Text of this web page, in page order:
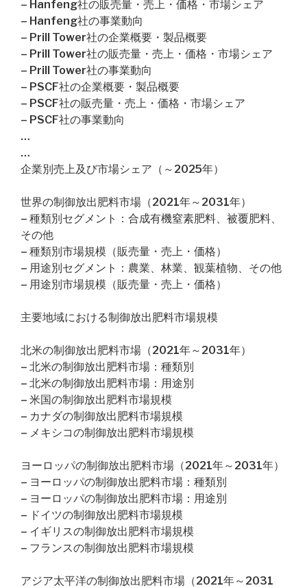
– Hanfeng社の販売量・売上・価格・市場シェア
– Hanfeng社の事業動向
– Prill Tower社の企業概要・製品概要
– Prill Tower社の販売量・売上・価格・市場シェア
– Prill Tower社の事業動向
– PSCF社の企業概要・製品概要
– PSCF社の販売量・売上・価格・市場シェア
– PSCF社の事業動向
…
…
企業別売上及び市場シェア（～2025年）
世界の制御放出肥料市場（2021年～2031年）
– 種類別セグメント：合成有機窒素肥料、被覆肥料、
その他
– 種類別市場規模（販売量・売上・価格）
– 用途別セグメント：農業、林業、観葉植物、その他
– 用途別市場規模（販売量・売上・価格）
主要地域における制御放出肥料市場規模
北米の制御放出肥料市場（2021年～2031年）
– 北米の制御放出肥料市場：種類別
– 北米の制御放出肥料市場：用途別
– 米国の制御放出肥料市場規模
– カナダの制御放出肥料市場規模
– メキシコの制御放出肥料市場規模
ヨーロッパの制御放出肥料市場（2021年～2031年）
– ヨーロッパの制御放出肥料市場：種類別
– ヨーロッパの制御放出肥料市場：用途別
– ドイツの制御放出肥料市場規模
– イギリスの制御放出肥料市場規模
– フランスの制御放出肥料市場規模
アジア太平洋の制御放出肥料市場（2021年～2031